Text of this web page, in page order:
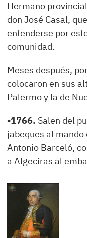
Hermano
don José Casal,
entenderse por
comunidad.
Meses después,
colocaron en sus
Palermo y la de
-1766. Salen del
jabeques al
Antonio Barceló,
a Algeciras al